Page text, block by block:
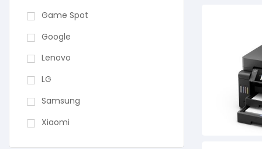
Game Spot
Google
Lenovo
LG
Samsung
Xiaomi